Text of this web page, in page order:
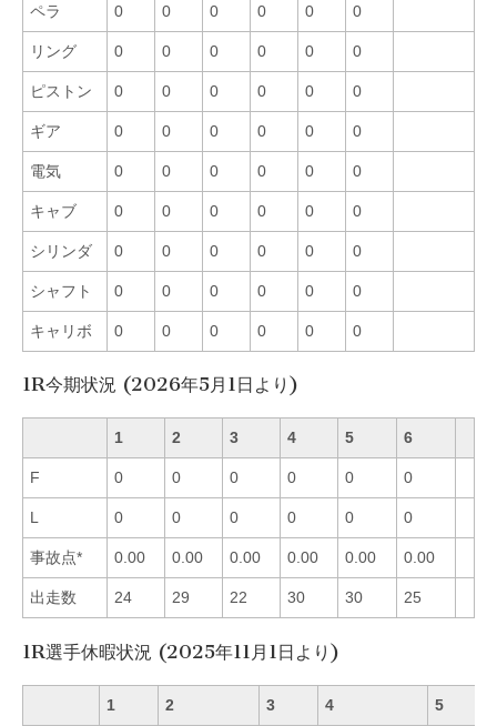
ペラ 0 0 0 0 0 0
リング 0 0 0 0 0 0
ピストン 0 0 0 0 0 0
ギア 0 0 0 0 0 0
電気 0 0 0 0 0 0
キャブ 0 0 0 0 0 0
シリンダ 0 0 0 0 0 0
シャフト 0 0 0 0 0 0
キャリボ 0 0 0 0 0 0
1R今期状況 (2026年5月1日より)
1 2 3 4 5 6
F 0 0 0 0 0 0
L 0 0 0 0 0 0
事故点* 0.00 0.00 0.00 0.00 0.00 0.00
出走数 24 29 22 30 30 25
1R選手休暇状況 (2025年11月1日より)
1 2 3 4 5